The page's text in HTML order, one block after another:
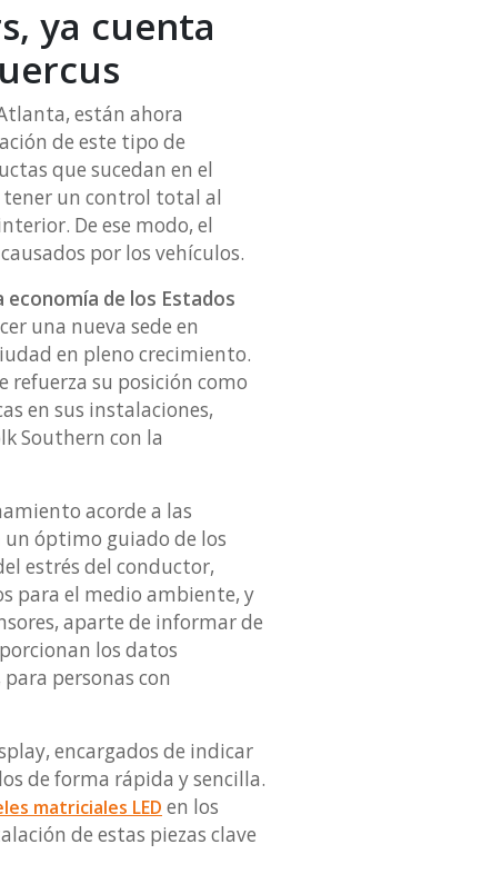
ya cuenta
están ahora
de este tipo de
que sucedan en el
tener un control total al
De ese modo, el
por los vehículos.
economía de los Estados
una nueva sede en
en pleno crecimiento.
refuerza su posición como
en sus instalaciones,
Southern con la
acorde a las
óptimo guiado de los
estrés del conductor,
para el medio ambiente, y
aparte de informar de
los datos
personas con
encargados de indicar
de forma rápida y sencilla.
matriciales LED en los
de estas piezas clave